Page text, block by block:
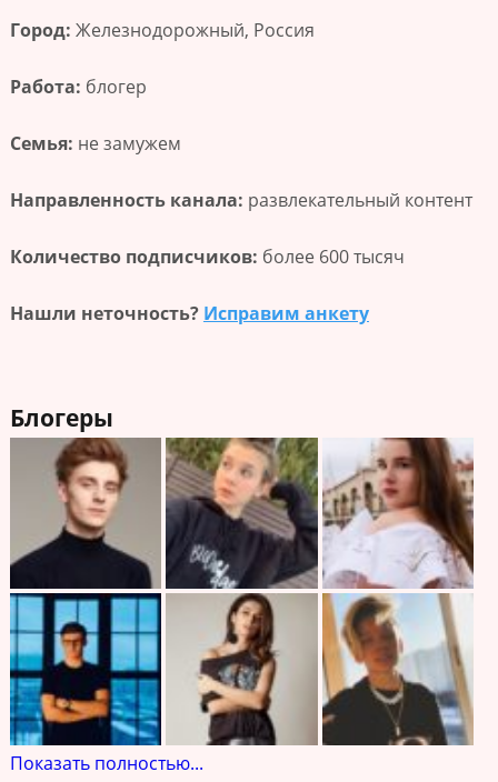
Город: Железнодорожный, Россия
Работа: блогер
Семья: не замужем
Направленность канала: развлекательный контент
Количество подписчиков: более 600 тысяч
Нашли неточность? Исправим анкету
Блогеры
Показать полностью...